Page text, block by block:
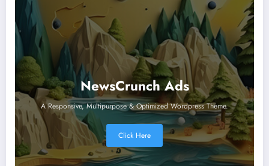
NewsCrunch Ads
A Responsive, Multipurpose & Optimized Wordpress Theme.
Click Here